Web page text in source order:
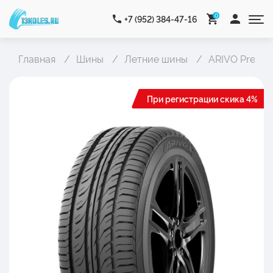
+7 (952) 384-47-16 0
Главная Шины Летние шины ARIVO
При регистрации скика 4%